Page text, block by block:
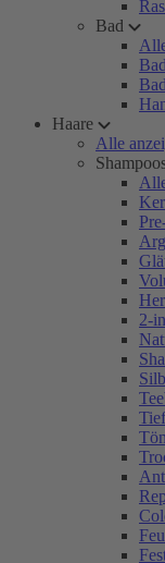
Bad
Haare
Alle
2-